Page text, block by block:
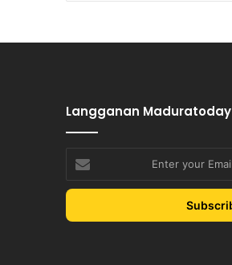
Langganan Maduratoday
your
Email